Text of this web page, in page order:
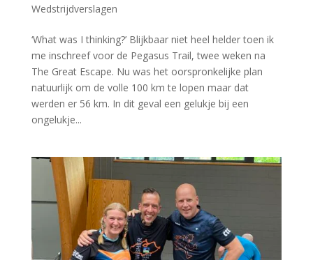
Wedstrijdverslagen
‘What was I thinking?’ Blijkbaar niet heel helder toen ik
me inschreef voor de Pegasus Trail, twee weken na
The Great Escape. Nu was het oorspronkelijke plan
natuurlijk om de volle 100 km te lopen maar dat
werden er 56 km. In dit geval een gelukje bij een
ongelukje...